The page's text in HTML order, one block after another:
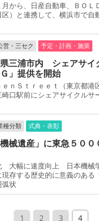
から、日産自動車、ＢＯＬ
）と連携して、横浜市で
営・三セク 予定・計画・施策
三浦市内 シェアサイ
」提供を開始
ｎＳｔｒｅｅｔ（東京都港
崎口駅前にシェアサイクル
種分類 式典・表彰
械遺産」に東急５０
大幅に速度向上 日本機械
存する歴史的に意義のある
弧状
1 2 3 4